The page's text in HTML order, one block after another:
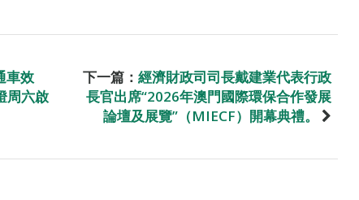
車效
周六啟
下一篇： 經濟財政司司長戴建業代表行政
長官出席“2026年澳門國際環保合作發展
論壇及展覽”（MIECF）開幕典禮。